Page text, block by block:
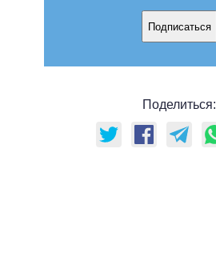
Подписаться
Поделиться: